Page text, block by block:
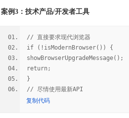
案例3：技术产品/开发者工具
// 直接要求现代浏览器
if (!isModernBrowser()) {
showBrowserUpgradeMessage();
return;
}
// 尽情使用最新API
复制代码